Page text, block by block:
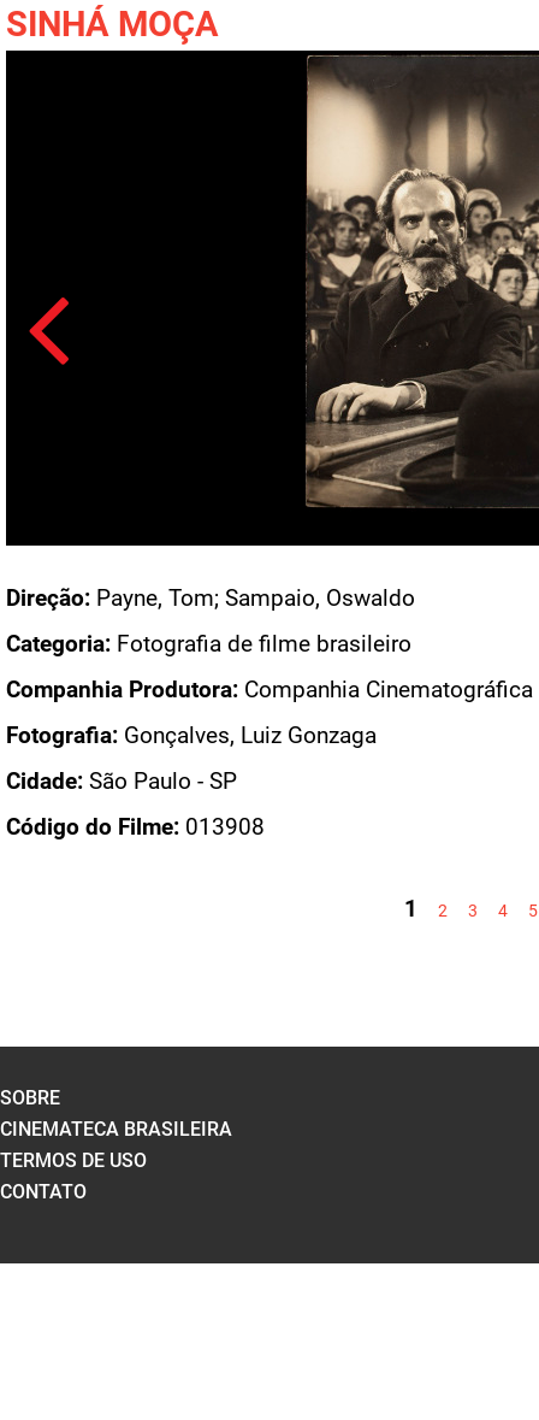
SINHÁ MOÇA
Direção: Payne, Tom; Sampaio, Oswaldo
Categoria: Fotografia de filme brasileiro
Companhia Produtora: Companhia Cinematográfica
Fotografia: Gonçalves, Luiz Gonzaga
Cidade: São Paulo - SP
Código do Filme: 013908
1 2 3 4 5
SOBRE
CINEMATECA BRASILEIRA
TERMOS DE USO
CONTATO